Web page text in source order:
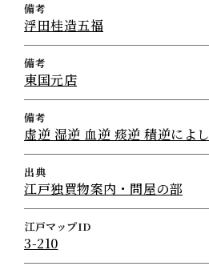
備考
浮田桂造五福
備考
東国元店
備考
虚逆 湿逆 血逆 痰逆 積逆によし
出典
江戸独買物案内・問屋の部
江戸マップID
3-210